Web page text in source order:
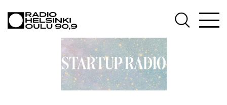
AJANKOHTAISTA
OHJELMAT
TEKIJÄT
ON-DEMAND